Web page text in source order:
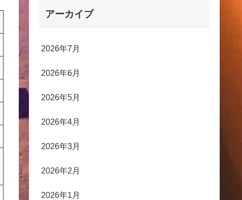
アーカイブ
2026年7月
2026年6月
2026年5月
2026年4月
2026年3月
2026年2月
2026年1月